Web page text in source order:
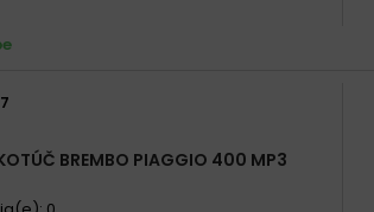
BREMBO PIAGGIO 400 MP3